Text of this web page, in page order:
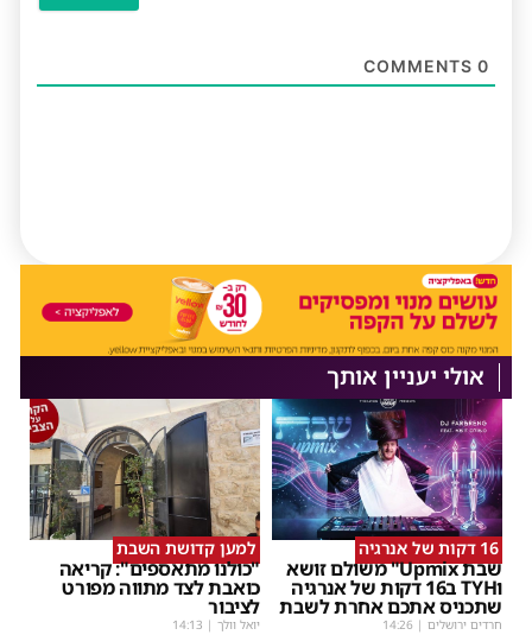
0
אולי יעניין אותך
16 דקות של אנרגיה
שבת Upmix" משולם זושא
וTYH ב16 דקות של אנרגיה
שתכניס אתכם אחרת לשבת
חרדים ירושלים |
14:26
למען קדושת השבת
"כולנו מתאספים": קריאה
כואבת לצד מתווה מפורט
לציבור
יואל וולך |
14:13